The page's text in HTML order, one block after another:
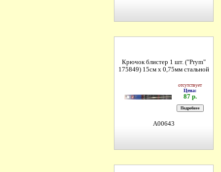
Крючок блистер 1 шт. ("Prym"
175849) 15см х 0,75мм стальной
отсутствует
Цена:
87 р.
A00643